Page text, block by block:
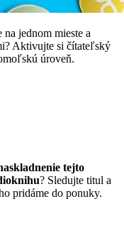
jednom mieste a
Aktivujte si čítateľský
úroveň.
tejto
? Sledujte titul a
pridáme do ponuky.